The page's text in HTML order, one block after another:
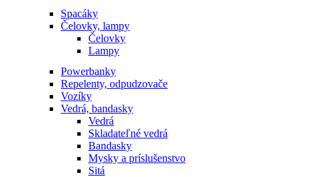
Spacáky
Čelovky, lampy
Čelovky
Lampy
Powerbanky
Repelenty, odpudzovače
Vozíky
Vedrá, bandasky
Vedrá
Skladateľné vedrá
Bandasky
Mysky a príslušenstvo
Sitá